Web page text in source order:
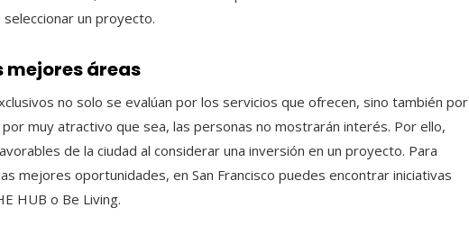
un proyecto.
mejores áreas
no solo se evalúan por los servicios que ofrecen, sino también por
por muy atractivo que sea, las personas no mostrarán interés. Por ello,
de la ciudad al considerar una inversión en un proyecto. Para
mejores oportunidades, en San Francisco puedes encontrar iniciativas
HUB o Be Living.